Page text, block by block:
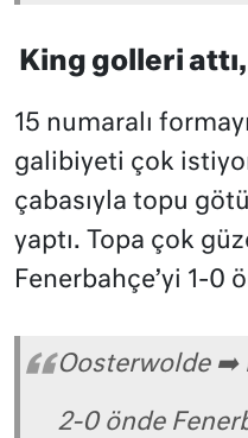
King golleri
15 numaralı
galibiyeti çok
çabasıyla topu
yaptı. Topa çok
Fenerbahçe’yi 1-0
Oosterwolde ➡️
2-0 önde